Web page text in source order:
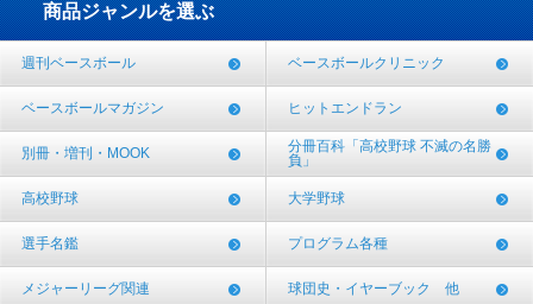
商品ジャンルを選ぶ
週刊ベースボール ベースボールクリニック
ベースボールマガジン ヒットエンドラン
別冊・増刊・MOOK
分冊百科「高校野球 不滅の名勝
負」
高校野球 大学野球
選手名鑑 プログラム各種
メジャーリーグ関連 球団史・イヤーブック 他